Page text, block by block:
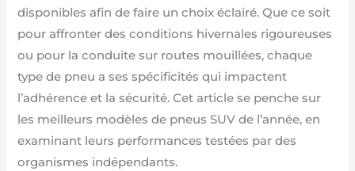
disponibles afin de faire un choix éclairé. Que ce soit
pour affronter des conditions hivernales rigoureuses
ou pour la conduite sur routes mouillées, chaque
type de pneu a ses spécificités qui impactent
l’adhérence et la sécurité. Cet article se penche sur
les meilleurs modèles de pneus SUV de l’année, en
examinant leurs performances testées par des
organismes indépendants.